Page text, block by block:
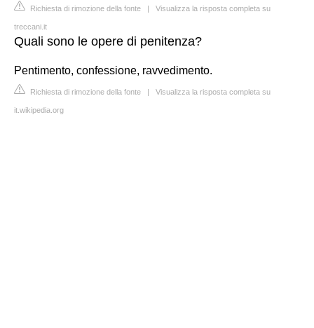
Richiesta di rimozione della fonte | Visualizza la risposta completa su
treccani.it
Quali sono le opere di penitenza?
Pentimento, confessione, ravvedimento.
Richiesta di rimozione della fonte | Visualizza la risposta completa su
it.wikipedia.org